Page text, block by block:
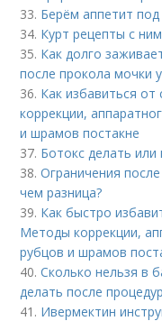
33. Берём аппетит
34. Курт рецепты с
35. Как долго
после прокола мочки
36. Как избавиться
коррекции,
и шрамов постакне
37. Ботокс делать или
38.Ограничения
чем разница?
39. Как быстро
Методы коррекции,
рубцов и шрамов
40.Сколько нельзя в
делать после
41. Ивермектин